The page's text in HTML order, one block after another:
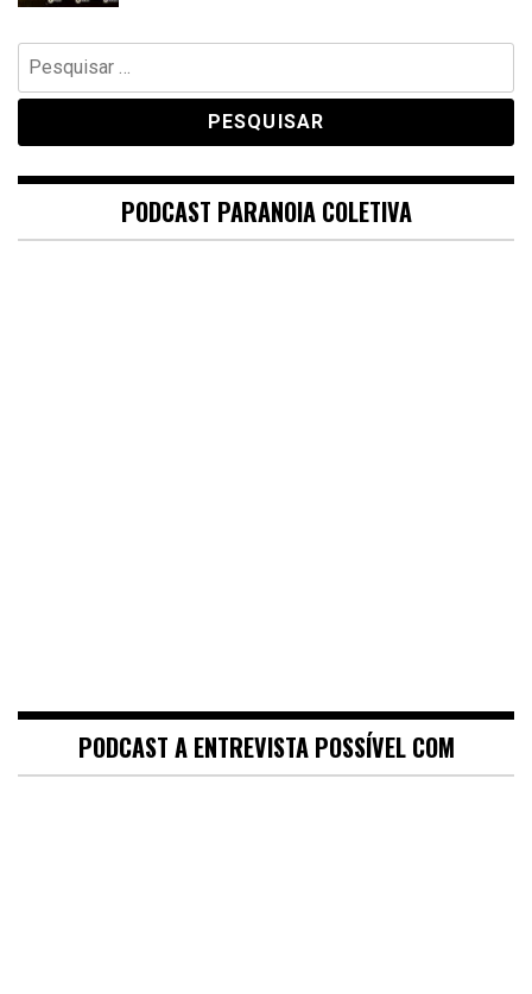
Pesquisar
por:
PODCAST PARANOIA COLETIVA
PODCAST A ENTREVISTA POSSÍVEL COM